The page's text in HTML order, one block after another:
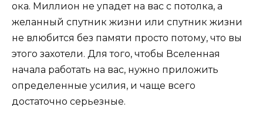
ока. Миллион не упадет на вас с потолка, а
желанный спутник жизни или спутник жизни
не влюбится без памяти просто потому, что вы
этого захотели. Для того, чтобы Вселенная
начала работать на вас, нужно приложить
определенные усилия, и чаще всего
достаточно серьезные.